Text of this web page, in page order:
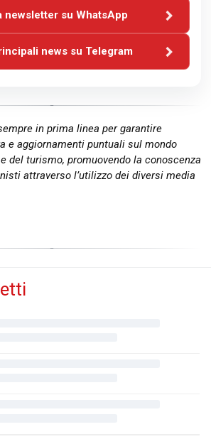
newsletter su WhatsApp
news su Telegram
in prima linea per garantire
e aggiornamenti puntuali sul mondo
del turismo, promuovendo la conoscenza
attraverso l’utilizzo dei diversi media